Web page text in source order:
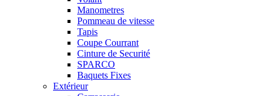
Manometres
Pommeau de vitesse
Tapis
Coupe Courrant
Cinture de Securité
SPARCO
Baquets Fixes
Extérieur